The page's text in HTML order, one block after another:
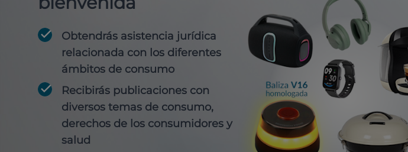
Obtendrás asistencia jurídica
relacionada con los diferentes
ámbitos de consumo
Recibirás publicaciones con
diversos temas de consumo,
derechos de los consumidores y
salud